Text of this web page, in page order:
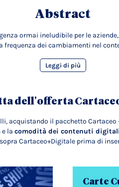
Abstract
ormai ineludibile per le
frequenza dei cambiamenti nel
Leggi di più
dell'offerta
acquistando il pacchetto Cartaceo
e la comodità dei contenuti
Cartaceo+Digitale prima di
Carte